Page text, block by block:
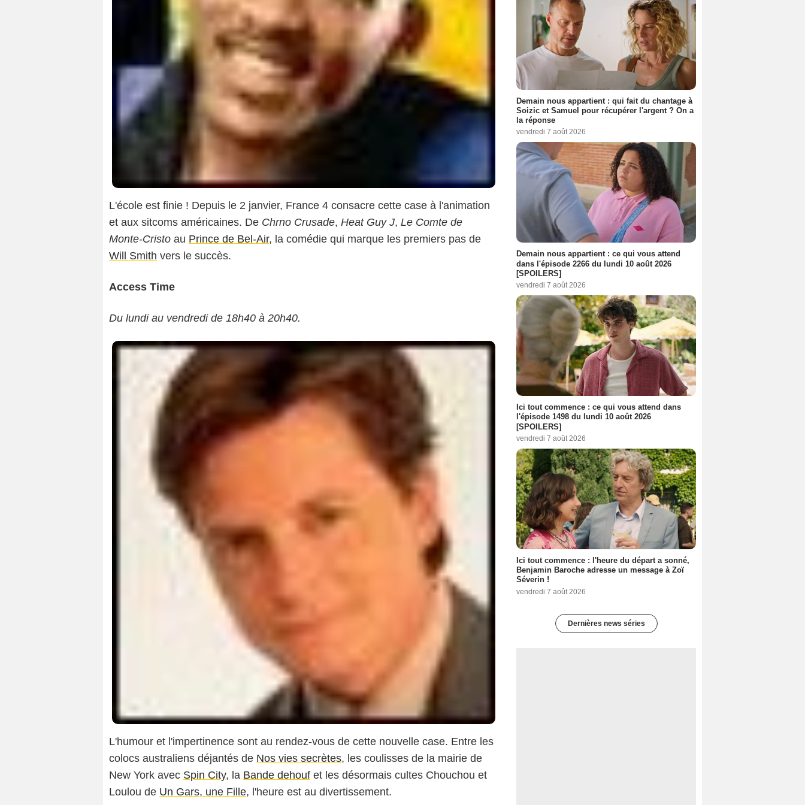
L'école est finie ! Depuis le 2 janvier, France 4 consacre cette case à l'animation
et aux sitcoms américaines. De Chrno Crusade, Heat Guy J, Le Comte de
Monte-Cristo au Prince de Bel-Air, la comédie qui marque les premiers pas de
Will Smith vers le succès.
Access Time
Du lundi au vendredi de 18h40 à 20h40.
L'humour et l'impertinence sont au rendez-vous de cette nouvelle case. Entre les
colocs australiens déjantés de Nos vies secrètes, les coulisses de la mairie de
New York avec Spin City, la Bande dehouf et les désormais cultes Chouchou et
Loulou de Un Gars, une Fille, l'heure est au divertissement.
Demain nous appartient : qui fait du chantage à
Soizic et Samuel pour récupérer l'argent ? On a
la réponse
vendredi 7 août 2026
Demain nous appartient : ce qui vous attend
dans l'épisode 2266 du lundi 10 août 2026
[SPOILERS]
vendredi 7 août 2026
Ici tout commence : ce qui vous attend dans
l'épisode 1498 du lundi 10 août 2026
[SPOILERS]
vendredi 7 août 2026
Ici tout commence : l'heure du départ a sonné,
Benjamin Baroche adresse un message à Zoï
Séverin !
vendredi 7 août 2026
Dernières news séries